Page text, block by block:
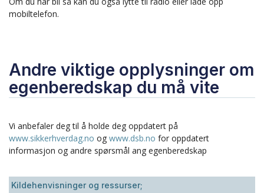
mobiltelefon.
Andre viktige opplysninger om
egenberedskap du må vite
Vi anbefaler deg til å holde deg oppdatert på
www.sikkerhverdag.no og www.dsb.no for oppdatert
informasjon og andre spørsmål ang egenberedskap
Kildehenvisninger og ressurser;